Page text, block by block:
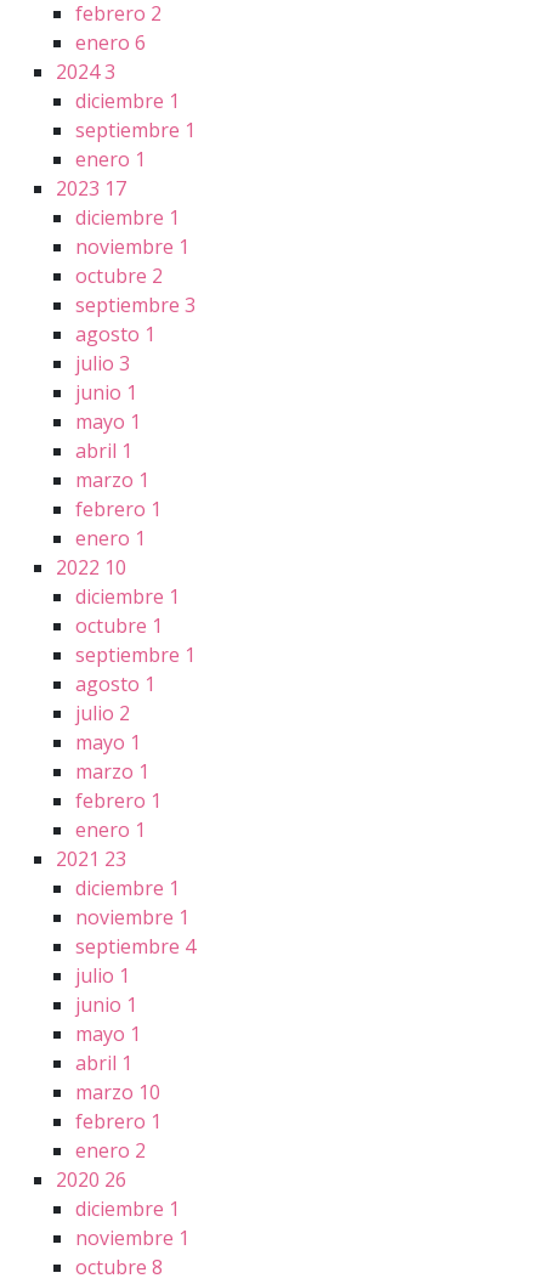
febrero 2
enero 6
20243
diciembre 1
septiembre 1
enero 1
2023 17
diciembre 1
noviembre 1
octubre 2
septiembre 3
agosto 1
julio 3
junio 1
mayo 1
abril 1
marzo 1
febrero 1
enero 1
2022 10
diciembre 1
octubre 1
septiembre 1
agosto 1
julio 2
mayo 1
marzo 1
febrero 1
enero 1
2021 23
diciembre 1
noviembre 1
septiembre 4
julio 1
junio 1
mayo 1
abril 1
marzo 10
febrero 1
enero 2
2020 26
diciembre 1
noviembre 1
octubre 8